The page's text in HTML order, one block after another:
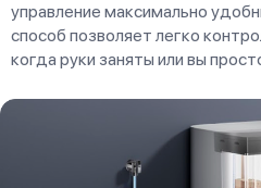
управление максимально
способ позволяет легко
когда руки заняты или вы